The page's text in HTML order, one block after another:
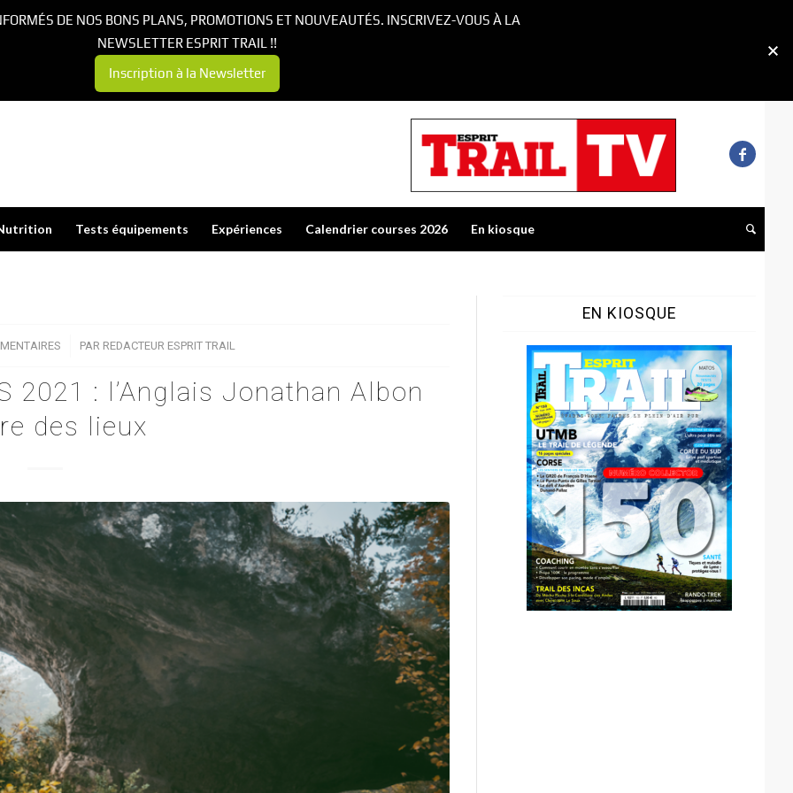
Tests équipements Expériences Calendrier courses 2026 En kiosque
/ PAR REDACTEUR ESPRIT TRAIL
2021 : l’Anglais Jonathan Albon
des lieux
EN KIOSQUE
DE NOS BONS PLANS, PROMOTIONS ET NOUVEAUTÉS. INSCRIVEZ-VOUS À LA
NEWSLETTER ESPRIT TRAIL !!
Inscription à la Newsletter